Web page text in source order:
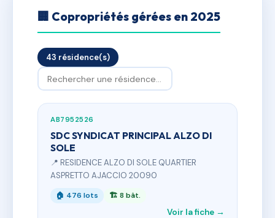
🏢 Copropriétés gérées en 2025
43 résidence(s)
AB7952526
SDC SYNDICAT PRINCIPAL ALZO DI
SOLE
📍 RESIDENCE ALZO DI SOLE QUARTIER
ASPRETTO AJACCIO 20090
🏠 476 lots 🏗 8 bât.
Voir la fiche →